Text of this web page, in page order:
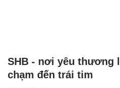
SHB - nơi yêu thương
chạm đến trái tim